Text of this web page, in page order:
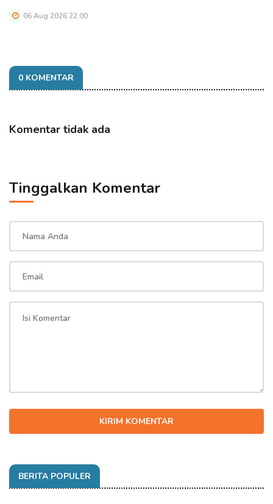
06 Aug 2026 22:00
0 KOMENTAR
Komentar tidak ada
Tinggalkan Komentar
KIRIM KOMENTAR
BERITA POPULER